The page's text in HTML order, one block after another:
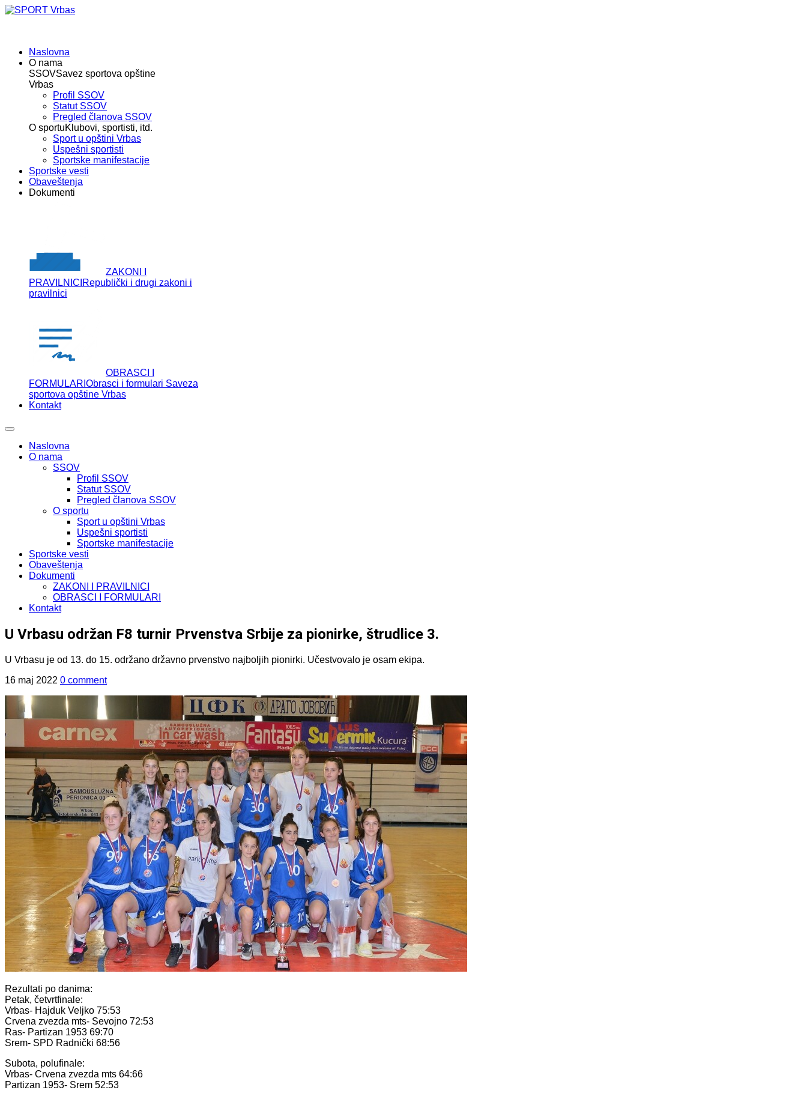
Naslovna
O nama
SSOVSavez sportova opštine
Vrbas
Profil SSOV
Statut SSOV
Pregled članova SSOV
O sportuKlubovi, sportisti, itd.
Sport u opštini Vrbas
Uspešni sportisti
Sportske manifestacije
Sportske vesti
Obaveštenja
Dokumenti
ZAKONI I
PRAVILNICI Republički i drugi zakoni i
pravilnici
OBRASCI I
FORMULARI Obrasci i formulari Saveza
sportova opštine Vrbas
Kontakt
Naslovna
O nama
SSOV
Profil SSOV
Statut SSOV
Pregled članova SSOV
O sportu
Sport u opštini Vrbas
Uspešni sportisti
Sportske manifestacije
Sportske vesti
Obaveštenja
Dokumenti
ZAKONI I PRAVILNICI
OBRASCI I FORMULARI
Kontakt
U Vrbasu održan F8 turnir Prvenstva Srbije za pionirke, štrudlice 3.
U Vrbasu je od 13. do 15. održano državno prvenstvo najboljih pionirki. Učestvovalo je osam ekipa.
16 maj 2022 0 comment
Rezultati po danima:
Petak, četvrtfinale:
Vrbas- Hajduk Veljko 75:53
Crvena zvezda mts- Sevojno 72:53
Ras- Partizan 1953 69:70
Srem- SPD Radnički 68:56
Subota, polufinale:
Vrbas- Crvena zvezda mts 64:66
Partizan 1953- Srem 52:53